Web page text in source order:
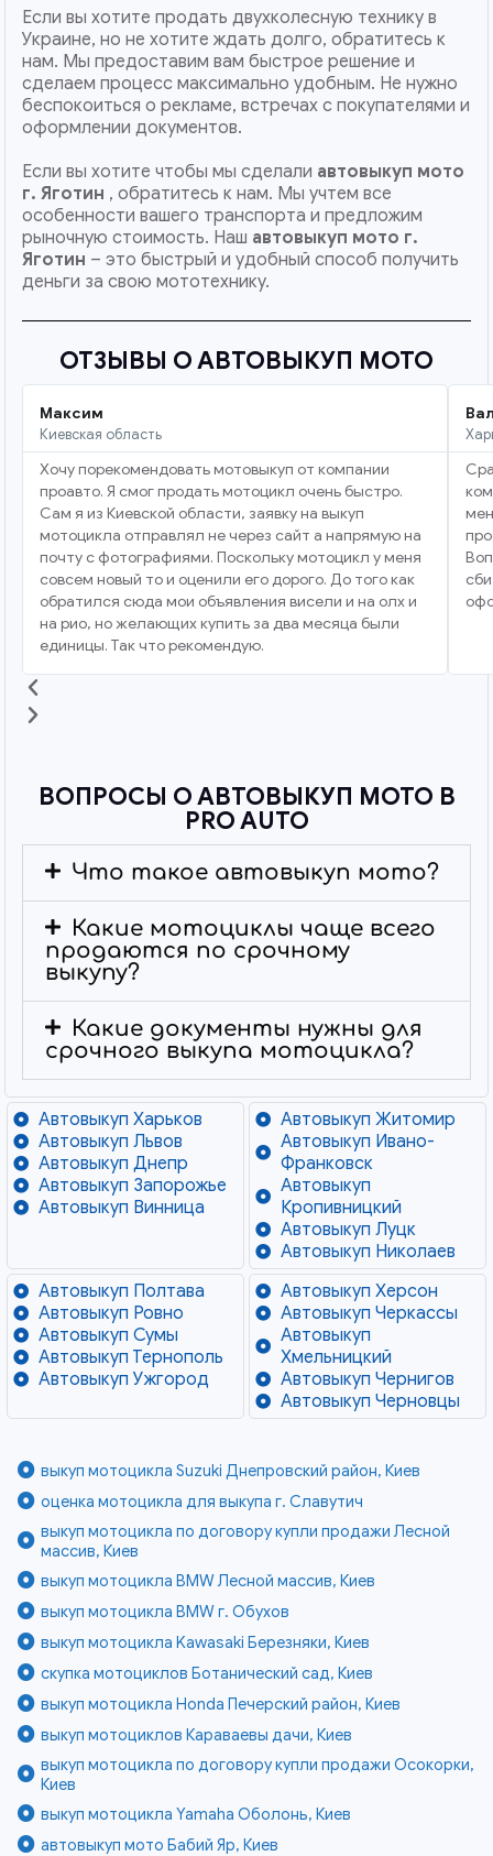
Если вы хотите продать двухколесную технику в
Украине, но не хотите ждать долго, обратитесь к
нам. Мы предоставим вам быстрое решение и
сделаем процесс максимально удобным. Не нужно
беспокоиться о рекламе, встречах с покупателями и
оформлении документов.
Если вы хотите чтобы мы сделали автовыкуп мото
г. Яготин , обратитесь к нам. Мы учтем все
особенности вашего транспорта и предложим
рыночную стоимость. Наш автовыкуп мото г.
Яготин – это быстрый и удобный способ получить
деньги за свою мототехнику.
ОТЗЫВЫ О АВТОВЫКУП МОТО
Максим
Киевская область
Хочу порекомендовать мотовыкуп от компании
проавто. Я смог продать мотоцикл очень быстро.
Сам я из Киевской области, заявку на выкуп
мотоцикла отправлял не через сайт а напрямую на
почту с фотографиями. Поскольку мотоцикл у меня
совсем новый то и оценили его дорого. До того как
обратился сюда мои объявления висели и на олх и
на рио, но желающих купить за два месяца были
единицы. Так что рекомендую.
ВОПРОСЫ О АВТОВЫКУП МОТО В
PRO AUTO
Что такое автовыкуп мото?
Какие мотоциклы чаще всего
продаются по срочному
выкупу?
Какие документы нужны для
срочного выкупа мотоцикла?
Автовыкуп Харьков
Автовыкуп Львов
Автовыкуп Днепр
Автовыкуп Запорожье
Автовыкуп Винница
Автовыкуп Житомир
Автовыкуп Ивано-
Франковск
Автовыкуп
Кропивницкий
Автовыкуп Луцк
Автовыкуп Николаев
Автовыкуп Полтава
Автовыкуп Ровно
Автовыкуп Сумы
Автовыкуп Тернополь
Автовыкуп Ужгород
Автовыкуп Херсон
Автовыкуп Черкассы
Автовыкуп
Хмельницкий
Автовыкуп Чернигов
Автовыкуп Черновцы
выкуп мотоцикла Suzuki Днепровский район, Киев
оценка мотоцикла для выкупа г. Славутич
выкуп мотоцикла по договору купли продажи Лесной
массив, Киев
выкуп мотоцикла BMW Лесной массив, Киев
выкуп мотоцикла BMW г. Обухов
выкуп мотоцикла Kawasaki Березняки, Киев
скупка мотоциклов Ботанический сад, Киев
выкуп мотоцикла Honda Печерский район, Киев
выкуп мотоциклов Караваевы дачи, Киев
выкуп мотоцикла по договору купли продажи Осокорки,
Киев
выкуп мотоцикла Yamaha Оболонь, Киев
автовыкуп мото Бабий Яр, Киев